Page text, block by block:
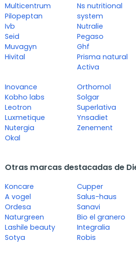
Multicentrum
Pilopeptan
Ivb
Seid
Muvagyn
Hivital
Ns nutritional
system
Nutralie
Pegaso
Ghf
Prisma natural
Activa
Inovance
Kobho labs
Leotron
Luxmetique
Nutergia
Okal
Orthomol
Solgar
Superlativa
Ynsadiet
Zenement
Otras marcas destacadas de
Koncare
A vogel
Ordesa
Naturgreen
Lashile beauty
Sotya
Cupper
Salus-haus
Sanavi
Bio el granero
Integralia
Robis